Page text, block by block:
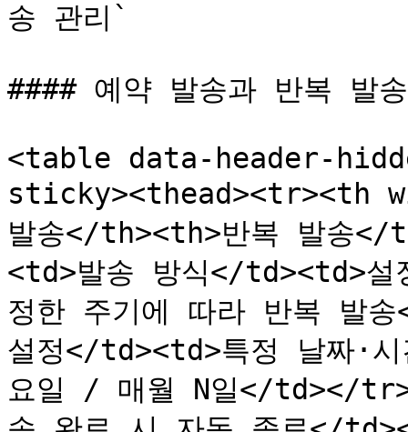
송 관리`
#### 예약 발송과 반복 발
<table data-header-
sticky><thead><tr><th
발송</th><th>반복 발송
<td>발송 방식</td><td>
정한 주기에 따라 반복 발
설정</td><td>특정 날짜·
요일 / 매월 N일</td></